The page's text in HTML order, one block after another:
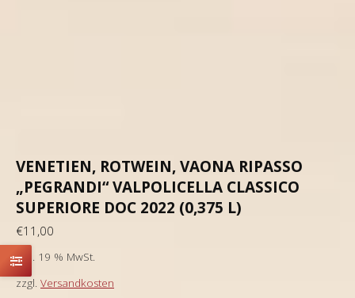
VENETIEN, ROTWEIN, VAONA RIPASSO
„PEGRANDI“ VALPOLICELLA CLASSICO
SUPERIORE DOC 2022 (0,375 L)
€11,00
inkl. 19 % MwSt.
zzgl. Versandkosten